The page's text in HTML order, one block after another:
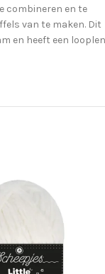
combineren en te
van te maken. Dit
en heeft een